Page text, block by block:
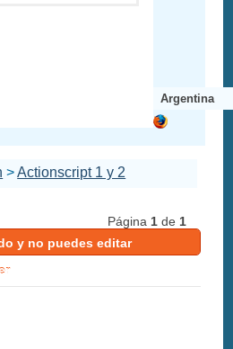
Argentina
>Actionscript 1 y 2
Página 1de 1
y no puedes editar